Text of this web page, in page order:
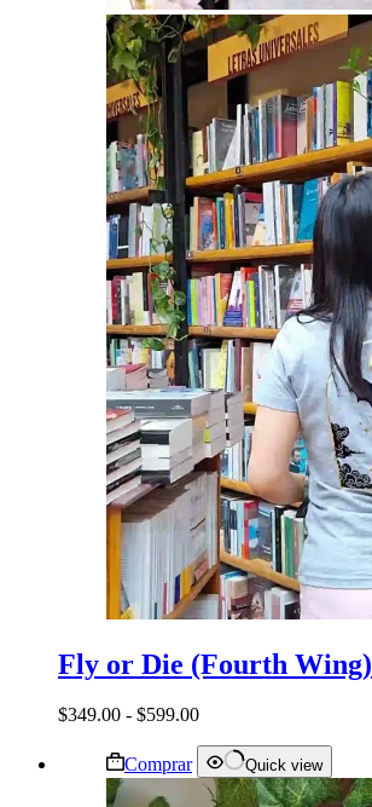
Fly or Die (Fourth Wing)
$349.00 - $599.00Rango
precios:
desde
$349.00
Comprar Quick view